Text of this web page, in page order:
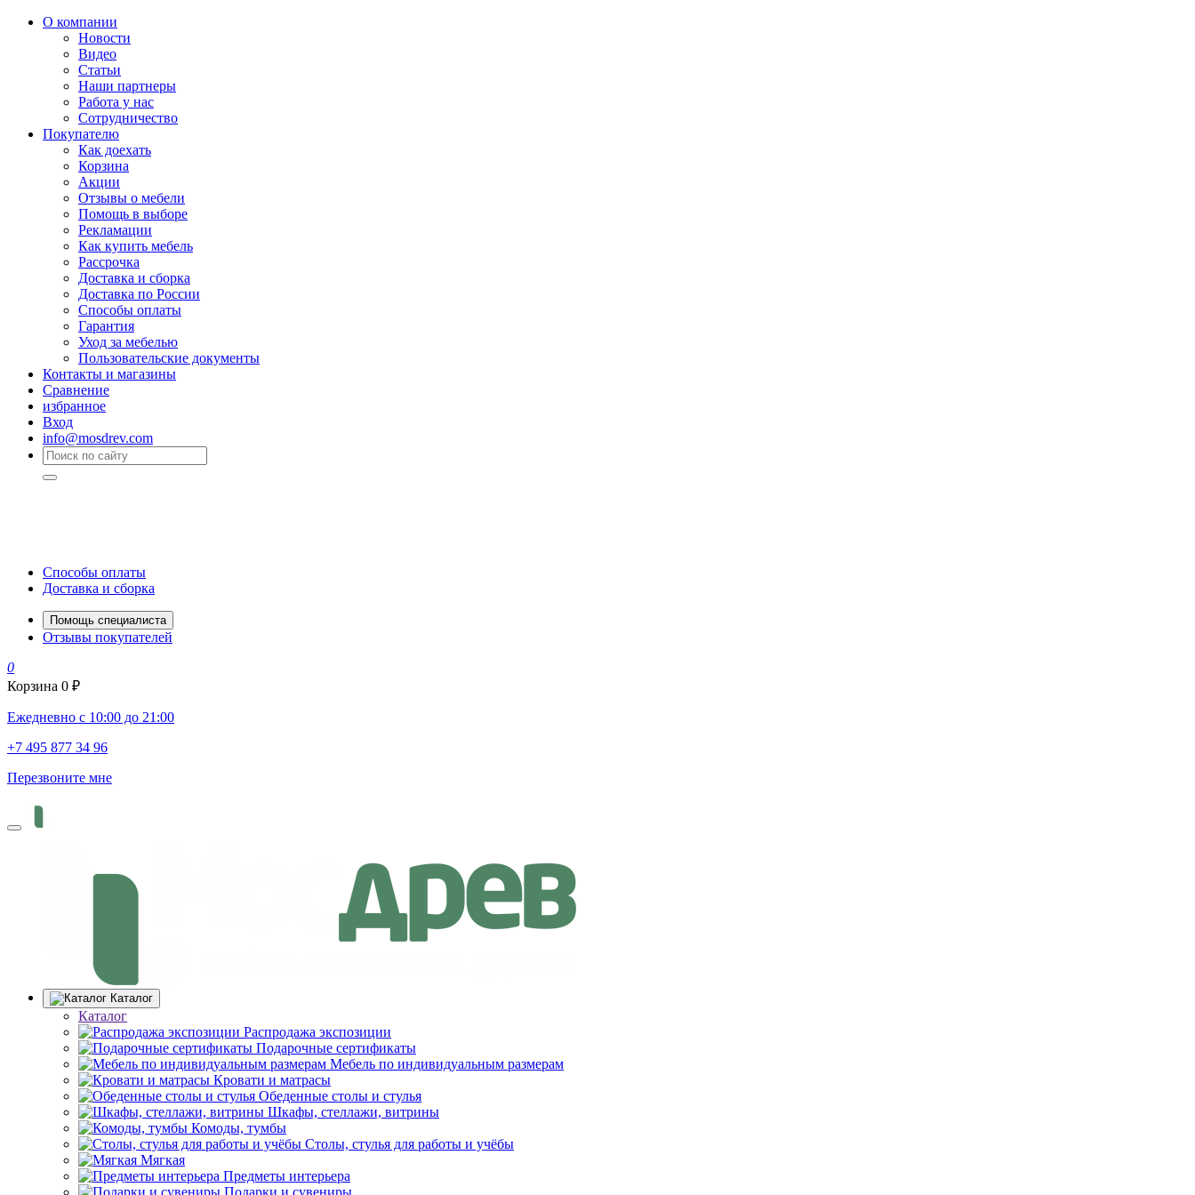
О компании
Новости
Видео
Статьи
Наши партнеры
Работа у нас
Сотрудничество
Покупателю
Как доехать
Корзина
Акции
Отзывы о мебели
Помощь в выборе
Рекламации
Как купить мебель
Рассрочка
Доставка и сборка
Доставка по России
Способы оплаты
Гарантия
Уход за мебелью
Пользовательские документы
Контакты и магазины
Сравнение
избранное
Вход
info@mosdrev.com
Способы оплаты
Доставка и сборка
Помощь специалиста
Отзывы покупателей
0
Корзина 0 ₽
Ежедневно с 10:00 до 21:00
+7 495 877 34 96
Перезвоните мне
Каталог
Каталог
Распродажа экспозиции
Подарочные сертификаты
Мебель по индивидуальным размерам
Кровати и матрасы
Обеденные столы и стулья
Шкафы, стеллажи, витрины
Комоды, тумбы
Столы, стулья для работы и учёбы
Мягкая
Предметы интерьера
Подарки и сувениры